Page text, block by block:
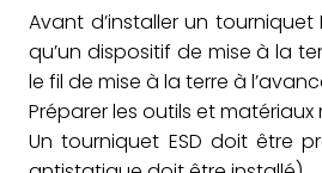
Avant d’installer un
qu’un dispositif de mise à la
le fil de mise à la terre à
Préparer les outils et
Un tourniquet ESD doit être